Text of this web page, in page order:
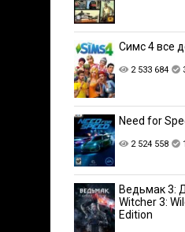
Симс 4 все
2 533 684
Need for
2 524 558
Ведьмак 3:
Witcher 3:
Edition